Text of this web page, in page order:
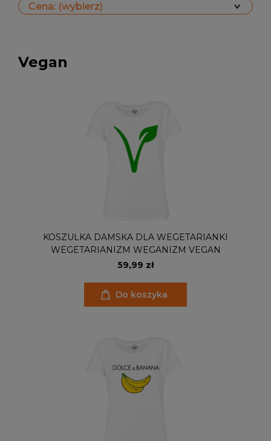
Cena: (wybierz)
Vegan
KOSZULKA DAMSKA DLA WEGETARIANKI
WEGETARIANIZM WEGANIZM VEGAN
59,99 zł
Do koszyka